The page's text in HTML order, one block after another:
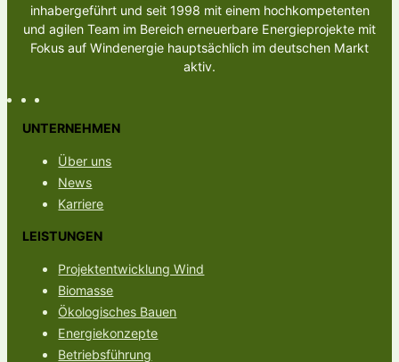
inhabergeführt und seit 1998 mit einem hochkompetenten
und agilen Team im Bereich erneuerbare Energieprojekte mit
Fokus auf Windenergie hauptsächlich im deutschen Markt
aktiv.
UNTERNEHMEN
Über uns
News
Karriere
LEISTUNGEN
Projektentwicklung Wind
Biomasse
Ökologisches Bauen
Energiekonzepte
Betriebsführung